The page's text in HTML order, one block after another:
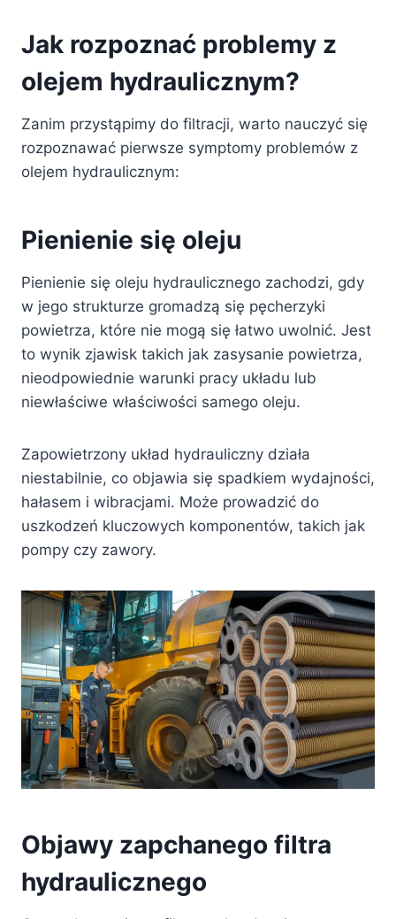
Jak rozpoznać problemy z
olejem hydraulicznym?
Zanim przystąpimy do filtracji, warto nauczyć się
rozpoznawać pierwsze symptomy problemów z
olejem hydraulicznym:
Pienienie się oleju
Pienienie się oleju hydraulicznego zachodzi, gdy
w jego strukturze gromadzą się pęcherzyki
powietrza, które nie mogą się łatwo uwolnić. Jest
to wynik zjawisk takich jak zasysanie powietrza,
nieodpowiednie warunki pracy układu lub
niewłaściwe właściwości samego oleju.
Zapowietrzony układ hydrauliczny działa
niestabilnie, co objawia się spadkiem wydajności,
hałasem i wibracjami. Może prowadzić do
uszkodzeń kluczowych komponentów, takich jak
pompy czy zawory.
Objawy zapchanego filtra
hydraulicznego